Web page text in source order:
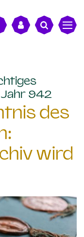
Jahr 942
des
wird